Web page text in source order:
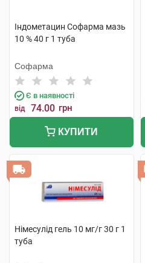
Індометацин Софарма мазь
10 % 40 г 1 туба
Софарма
Є в наявності
від 74.00 грн
КУПИТИ
Німесулід гель 10 мг/г 30 г 1
туба